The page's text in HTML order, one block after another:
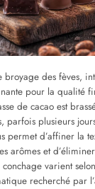
broyage des fèves,
pour la qualité
de cacao est
parfois plusieurs
permet d’affiner la
arômes et
varient
recherché par